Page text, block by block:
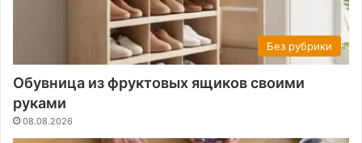
Без рубрики
Обувница из фруктовых ящиков своими
руками
08.08.2026